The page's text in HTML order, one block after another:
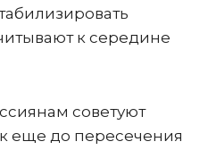
к середине
советуют
еще до пересечения